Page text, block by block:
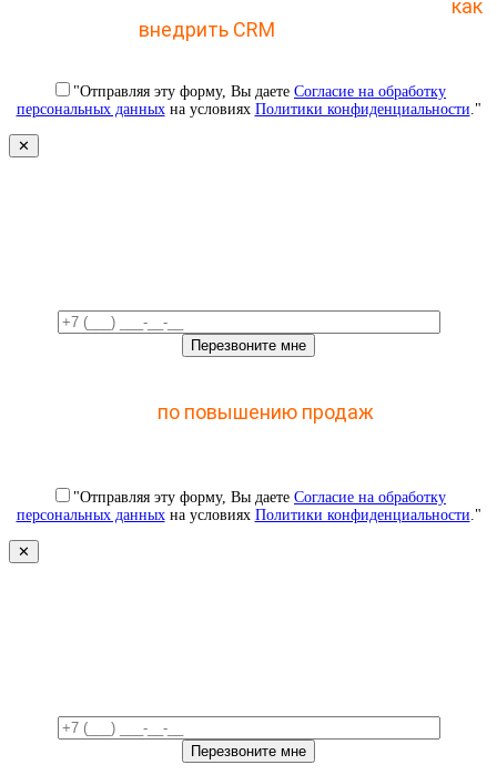
как
внедрить CRM
"Отправляя эту форму, Вы даете Согласие на обработку
персональных данныхна условиях Политики конфиденциальности ."
✕
по повышению продаж
"Отправляя эту форму, Вы даете Согласие на обработку
персональных данныхна условиях Политики конфиденциальности ."
✕